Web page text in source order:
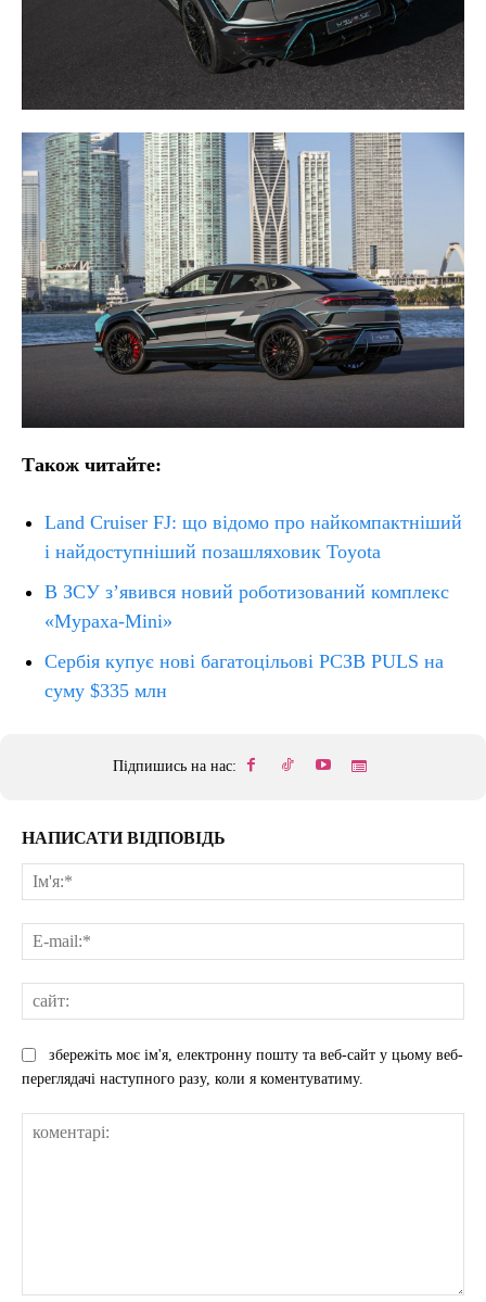
Також читайте:
Land Cruiser FJ: що відомо про найкомпактніший
і найдоступніший позашляховик Toyota
В ЗСУ з’явився новий роботизований комплекс
«Мураха-Mini»
Сербія купує нові багатоцільові РСЗВ PULS на
суму $335 млн
Підпишись на нас:
НАПИСАТИ ВІДПОВІДЬ
збережіть моє ім'я, електронну пошту та веб-сайт у цьому веб-
переглядачі наступного разу, коли я коментуватиму.